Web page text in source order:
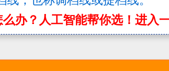
办？人工智能帮你选！进入